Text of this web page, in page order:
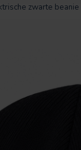
zwarte beanie